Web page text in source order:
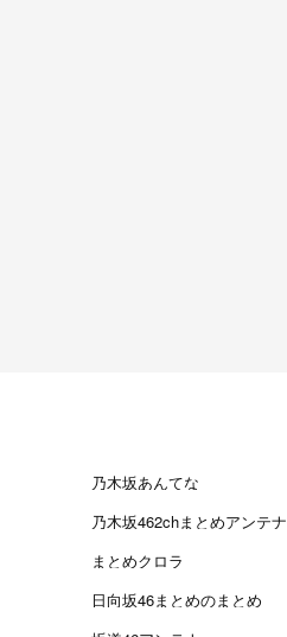
乃木坂あんてな
乃木坂462chまとめアンテナ
まとめクロラ
日向坂46まとめのまとめ